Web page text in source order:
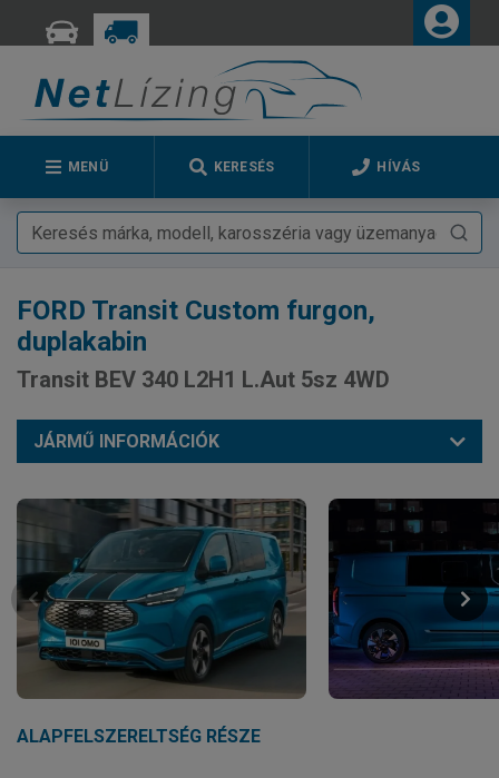
MENÜ KERESÉS HÍVÁS
FORD Transit Custom furgon,
duplakabin
Transit BEV 340 L2H1 L.Aut 5sz 4WD
JÁRMŰ INFORMÁCIÓK
ALAPFELSZERELTSÉG RÉSZE